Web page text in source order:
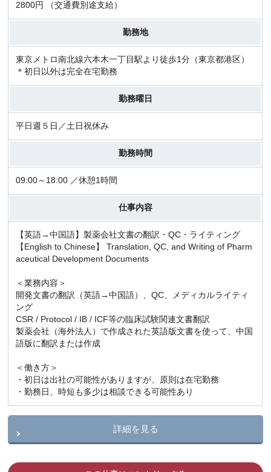
2800円 （交通費別途支給）
勤務地
東京メトロ南北線六本木一丁目駅より徒歩1分（東京都港区）
＊初日以外は完全在宅勤務
勤務曜日
平日週５日／土日祝休み
勤務時間
09:00～18:00 ／休憩1時間
仕事内容
【英語→中国語】製薬会社文書の翻訳・QC・ライティング
【English to Chinese】 Translation, QC, and Writing of Pharm
aceutical Development Documents
＜業務内容＞
開発文書の翻訳（英語→中国語）、QC、メディカルライティ
ング
CSR / Protocol / IB / ICF等の臨床試験関連文書翻訳
製薬会社（海外法人）で作成された英語版文書を使って、中国
語版に翻訳または作成
＜働き方＞
・初日は出社の可能性がありますが、原則は在宅勤務
・勤務日、時短も多少は相談できる可能性あり
詳細を見る